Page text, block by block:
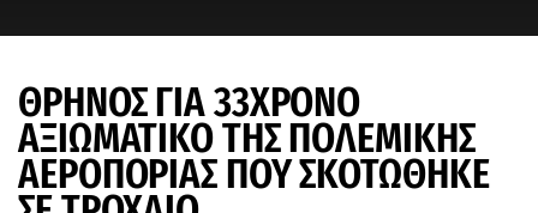
ΘΡΗΝΟΣ ΓΙΑ 33ΧΡΟΝΟ
ΑΞΙΩΜΑΤΙΚΟ ΤΗΣ ΠΟΛΕΜΙΚΗΣ
ΑΕΡΟΠΟΡΙΑΣ ΠΟΥ ΣΚΟΤΩΘΗΚΕ